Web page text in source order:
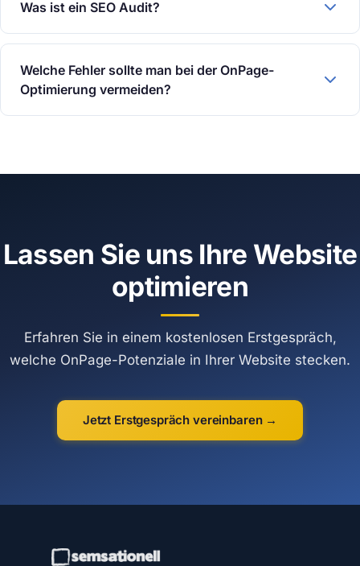
Was ist ein SEO Audit?
Welche Fehler sollte man bei der OnPage-
Optimierung vermeiden?
Lassen Sie uns Ihre Website
optimieren
Erfahren Sie in einem kostenlosen Erstgespräch,
welche OnPage-Potenziale in Ihrer Website stecken.
Jetzt Erstgespräch vereinbaren →